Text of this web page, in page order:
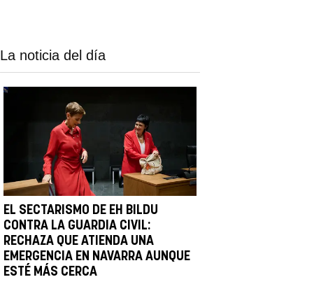
La noticia del día
EL SECTARISMO DE EH BILDU
CONTRA LA GUARDIA CIVIL:
RECHAZA QUE ATIENDA UNA
EMERGENCIA EN NAVARRA AUNQUE
ESTÉ MÁS CERCA